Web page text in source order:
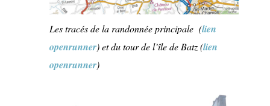
Les tracés de la randonnée principale (lien
openrunner) et du tour de l’île de Batz (lien
openrunner)